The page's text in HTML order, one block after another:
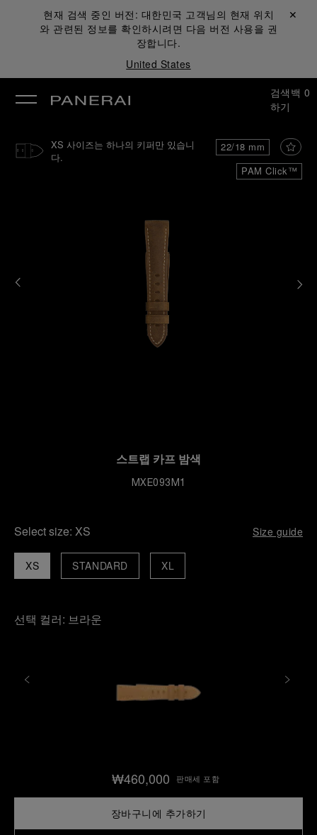
현재 검색 중인 버전: 대한민국 고객님의 현재 위치
와 관련된 정보를 확인하시려면 다음 버전 사용을 권
장합니다.
United States
닫기 ✕
검색
하기
백 0
PAM Click™
22/18 mm
XS 사이즈는 하나의 키퍼만 있습니
다.
스트랩 카프 밤색
MXE093M1
Select size: XS Size guide
XS STANDARD XL
선택 컬러: 브라운
₩460,000 판매세 포함
장바구니에 추가하기